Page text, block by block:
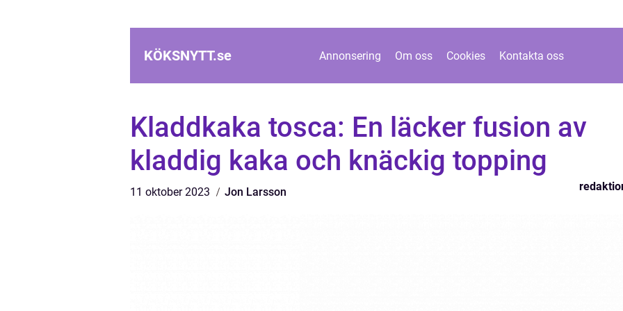
KÖKSNYTT.se Annonsering Om oss Cookies Kontakta oss
Kladdkaka tosca: En läcker fusion av
kladdig kaka och knäckig topping
11 oktober 2023 Jon Larsson